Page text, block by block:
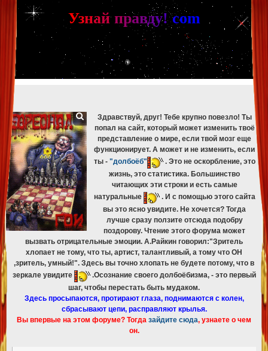
[phpBB Debug] PHP Warning : in file [ROOT]/phpbb/db/driver/mysqli.php
mysqli_fetch_assoc(): Couldn't fetch mysqli_result
[phpBB Debug] PHP Warning: in file[ROOT]/phpbb/db/driver/mysqli.php 329
mysqli_free_result(): Couldn't fetch mysqli_result
[phpBB Debug] PHP Warning
[ROOT]/phpbb/db/driver/mysqli.php on line 265
mysqli_fetch_assoc(): Couldn't fetch mysqli_result
[phpBB Debug] PHP Warning
: in file [ROOT]/phpbb/db/driver/mysqli.php on line329
mysqli_free_result(): Couldn't fetch mysqli_result
[phpBB Debug] PHP Warning: in file [ROOT]/phpbb/db/driver/mysqli.php on line 265
mysqli_fetch_assoc(): Couldn't fetch mysqli_result
[phpBB Debug] PHP Warning
[ROOT]/phpbb/db/driver/mysqli.php on line329:
mysqli_free_result(): Couldn't fetch mysqli_result
Узнай правду! com
Здравствуй, друг! Тебе крупно повезло! Ты
попал на сайт, который может изменить твоё
представление о мире, если твой мозг еще
функционирует. А может и не изменить, если
ты - "долбоёб"
. Это не оскорбление, это
жизнь, это статистика. Большинство
читающих эти строки и есть самые
натуральные
. И с помощью этого сайта
вы это ясно увидите. Не хочется? Тогда
лучше сразу ползите отсюда подобру
поздорову. Чтение этого форума может
вызвать отрицательные эмоции. А.Райкин говорил:"Зритель
хлопает не тому, что ты, артист, талантливый, а тому что ОН
,зритель, умный!". Здесь вы точно хлопать не будете потому, что в
зеркале увидите
.Осознание своего долбоёбизма, - это первый
шаг, чтобы перестать быть мудаком.
Здесь просыпаются, протирают глаза, поднимаются с колен,
сбрасывают цепи, расправляют крылья.
Вы впервые на этом форуме? Тогда зайдите сюда, узнаете о чем
он.